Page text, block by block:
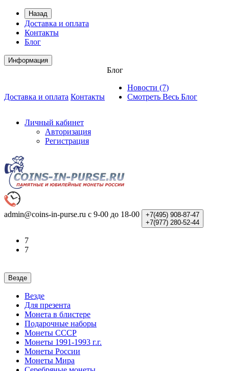
Назад
Доставка и оплата
Контакты
Блог
Информация
Доставка и оплата Контакты
Блог
Новости (7)
Смотреть Весь Блог
Личный кабинет
Авторизация
Регистрация
admin@coins-in-purse.ru с 9-00 до 18-00 +7(495) 908-87-47
+7(977) 280-52-44
7
7
Везде
Везде
Для презента
Монета в блистере
Подарочные наборы
Монеты СССР
Монеты 1991-1993 г.г.
Монеты России
Монеты Мира